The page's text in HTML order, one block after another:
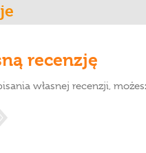
recenzję
własnej recenzji,